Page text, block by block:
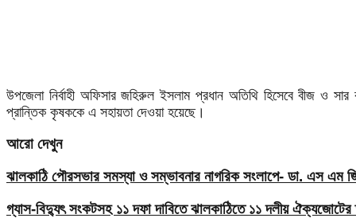
উপজেলা নির্বাহী অফিসার জহিরুল ইসলাম প্রধান অতিথি হিসেবে বীজ ও
প্রান্তিক কৃষককে এ সহায়তা দেওয়া হয়েছে।
আরো দেখুন
ঝালকাঠি পৌরসভার সমস্যা ও সম্ভাবনার নাগরিক সংলাপে- ডা. এস এম
গ্যাস-বিদ্যুৎ সংকটসহ ১১ দফা দাবিতে ঝালকাঠিতে ১১ দলীয় ঐক্যজোটের